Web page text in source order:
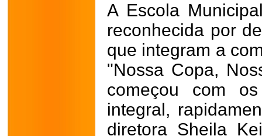
A Escola
reconhecida por
que integram a
"Nossa Copa,
começou com
integral,
diretora Sheila